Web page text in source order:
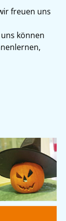
freuen uns
können